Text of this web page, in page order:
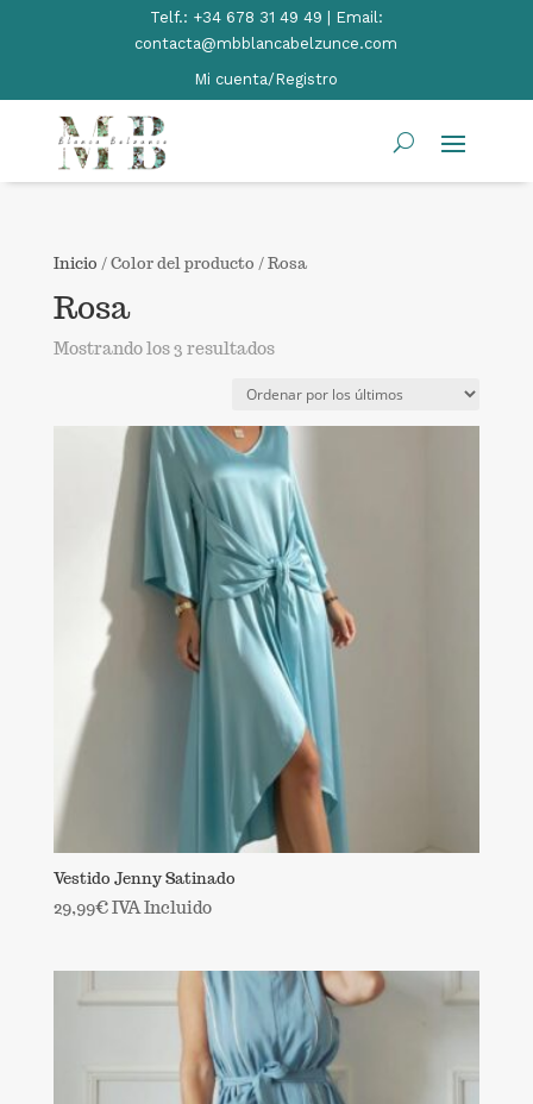
Telf.: +34 678 31 49 49 | Email:
contacta@mbblancabelzunce.com
Mi cuenta/Registro
Inicio / Color del producto / Rosa
Rosa
Mostrando los 3 resultadosOrdenado
los
últimos
Vestido Jenny Satinado
29,99€IVA Incluido